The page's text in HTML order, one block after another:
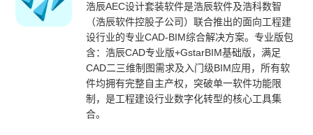
浩辰AEC设计套装软件是浩辰软件及浩科数智
（浩辰软件控股子公司）联合推出的面向工程建
设行业的专业CAD-BIM综合解决方案。专业版包
含：浩辰CAD专业版+GstarBIM基础版，满足
CAD二三维制图需求及入门级BIM应用，所有软
件均拥有完整自主产权，突破单一软件功能限
制，是工程建设行业数字化转型的核心工具集
合。